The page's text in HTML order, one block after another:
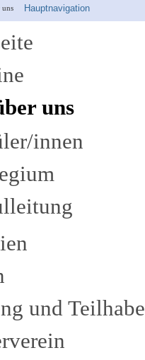
uns Hauptnavigation
uns
innen
und Teilhabe